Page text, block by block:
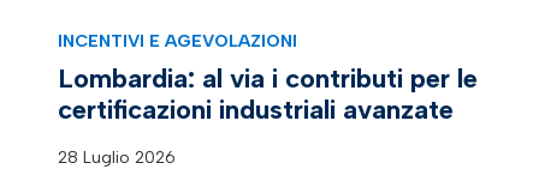
INCENTIVI E AGEVOLAZIONI
Lombardia: al via i contributi per le
certificazioni industriali avanzate
28 Luglio 2026